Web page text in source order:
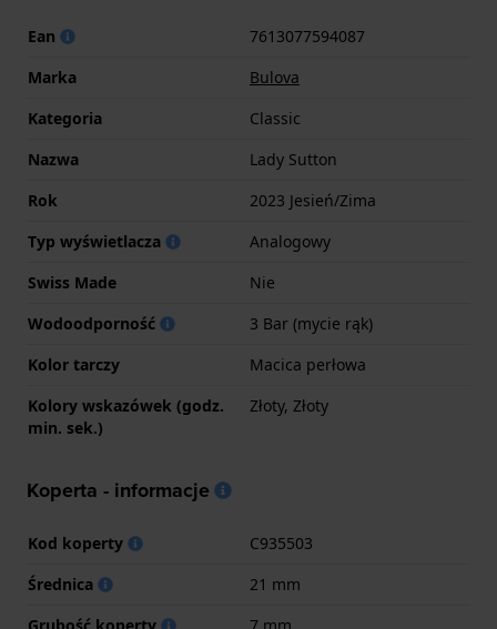
Ean
7613077594087
Marka
Bulova
Kategoria
Classic
Nazwa
Lady Sutton
Rok
2023 Jesień/Zima
Typ wyświetlacza
Analogowy
Swiss Made
Nie
Wodoodporność
3 Bar (mycie rąk)
Kolor tarczy
Macica perłowa
Kolory wskazówek (godz.
min. sek.)
Złoty, Złoty
Koperta - informacje
Kod koperty
C935503
Średnica
21 mm